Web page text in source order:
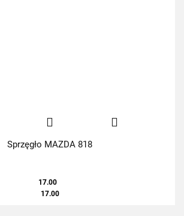
Sprzęgło MAZDA 818
17.00
17.00